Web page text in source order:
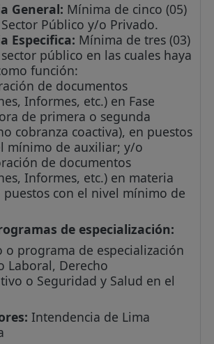
General: Mínima de cinco (05)
Público y/o Privado.
Especifica: Mínima de tres (03)
público en las cuales haya
función:
de documentos
Informes, etc.) en Fase
de primera o segunda
cobranza coactiva), en puestos
mínimo de auxiliar; y/o
de documentos
Informes, etc.) en materia
con el nivel mínimo de
de especialización:
o programa de especialización
Laboral, Derecho
o Seguridad y Salud en el
Intendencia de Lima